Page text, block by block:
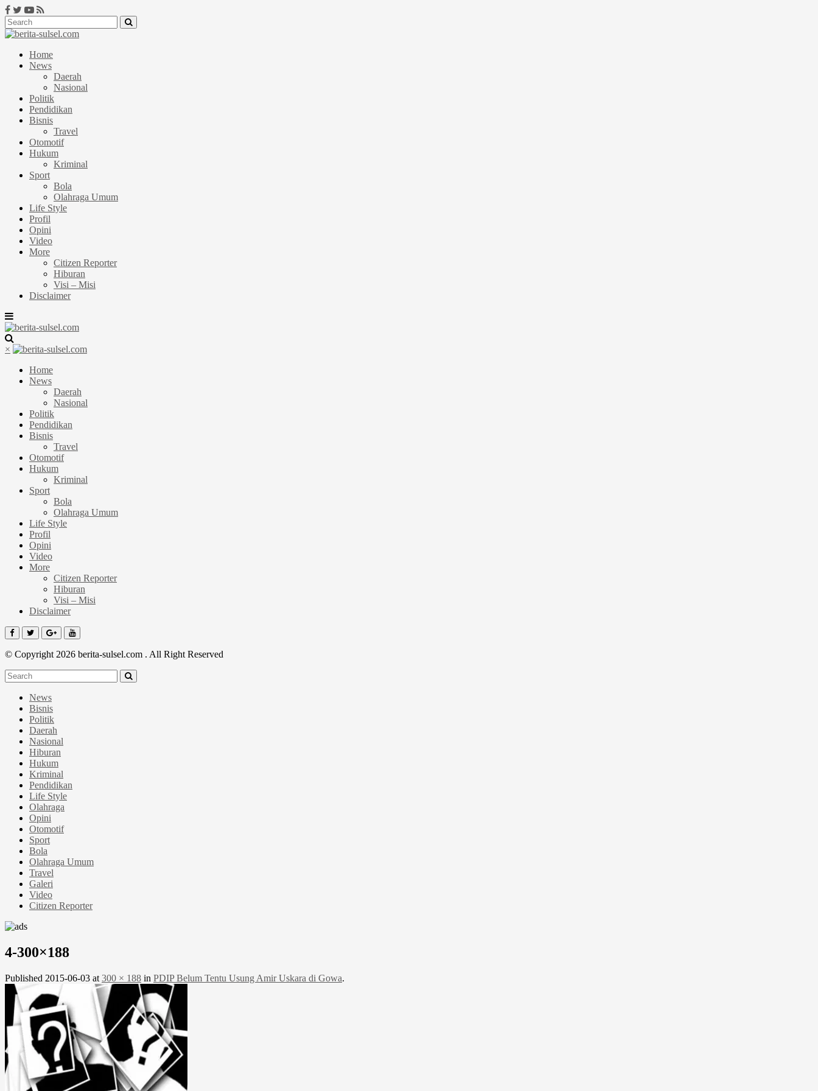
Home
News
Daerah
Nasional
Politik
Pendidikan
Bisnis
Travel
Otomotif
Hukum
Kriminal
Sport
Bola
Olahraga Umum
Life Style
Profil
Opini
Video
More
Citizen Reporter
Hiburan
Visi – Misi
Disclaimer
×
Home
News
Daerah
Nasional
Politik
Pendidikan
Bisnis
Travel
Otomotif
Hukum
Kriminal
Sport
Bola
Olahraga Umum
Life Style
Profil
Opini
Video
More
Citizen Reporter
Hiburan
Visi – Misi
Disclaimer
© Copyright 2026 berita-sulsel.com . All Right Reserved
News
Bisnis
Politik
Daerah
Nasional
Hiburan
Hukum
Kriminal
Pendidikan
Life Style
Olahraga
Opini
Otomotif
Sport
Bola
Olahraga Umum
Travel
Galeri
Video
Citizen Reporter
4-300×188
Published 2015-06-03 at 300 × 188 in PDIP Belum Tentu Usung Amir Uskara di Gowa.